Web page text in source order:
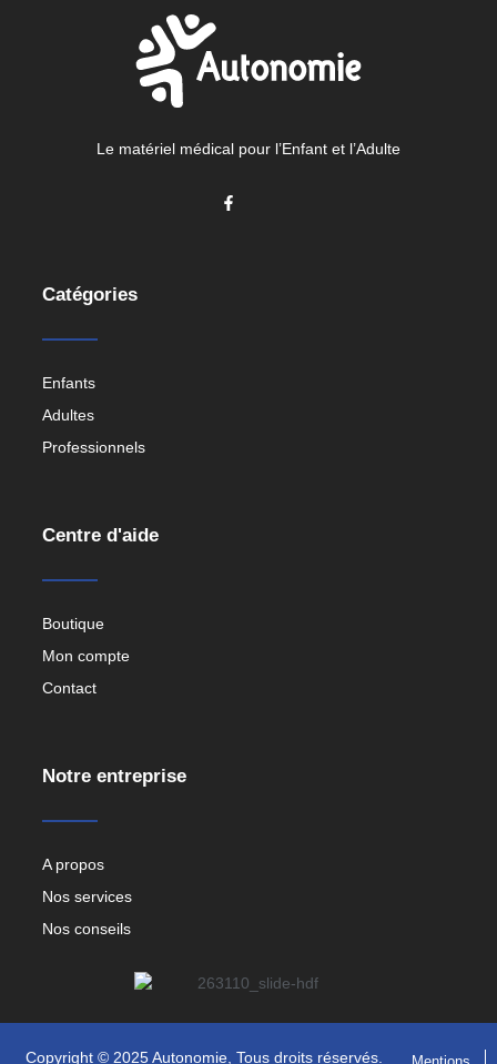
Le matériel médical pour l’Enfant et l’Adulte
Catégories
Enfants
Adultes
Professionnels
Centre d'aide
Boutique
Mon compte
Contact
Notre entreprise
A propos
Nos services
Nos conseils
Copyright © 2025 Autonomie, Tous droits réservés.